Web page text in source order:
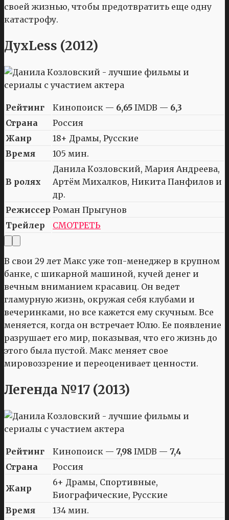
своей жизнью, чтобы предотвратить еще одну
катастрофу.
ДухLess (2012)
Рейтинг Кинопоиск — 6,65 IMDB — 6,3
Страна
Россия
Жанр
18+ Драмы, Русские
Время
105 мин.
В ролях
Данила Козловский, Мария Андреева,
Артём Михалков, Никита Панфилов и
др.
Режиссер Роман Прыгунов
Трейлер
СМОТРЕТЬ
В свои 29 лет Макс уже топ-менеджер в крупном
банке, с шикарной машиной, кучей денег и
вечным вниманием красавиц. Он ведет
гламурную жизнь, окружая себя клубами и
вечеринками, но все кажется ему скучным. Все
меняется, когда он встречает Юлю. Ее появление
разрушает его мир, показывая, что его жизнь до
этого была пустой. Макс меняет свое
мировоззрение и переоценивает ценности.
Легенда №17 (2013)
Рейтинг Кинопоиск — 7,98 IMDB — 7,4
Страна
Россия
Жанр
6+ Драмы, Спортивные,
Биографические, Русские
Время
134 мин.